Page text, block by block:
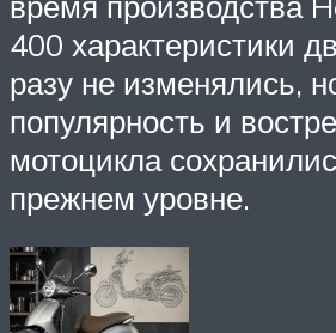
400 характеристики
разу не изменялись,
популярность и
мотоцикла
прежнем уровне.